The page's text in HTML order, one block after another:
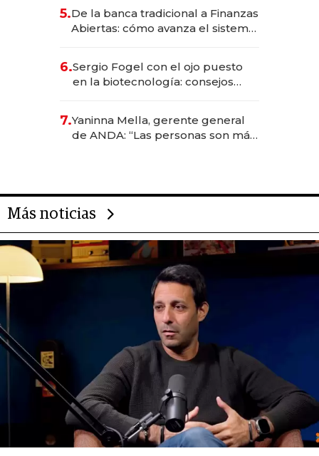
5.De la banca tradicional a Finanzas
Abiertas: cómo avanza el sistema
6.Sergio Fogel con el ojo puesto
en la biotecnología: consejos
rol de la IA
7.Yaninna Mella, gerente general
de ANDA: “Las personas son más
Más noticias